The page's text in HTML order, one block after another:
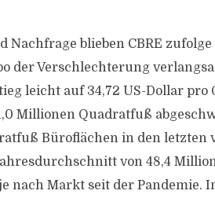
Nachfrage blieben CBRE
der Verschlechterung
leicht auf 34,72 US-Dollar pro
Millionen Quadratfuß
Büroflächen in den letzten
von 48,4
nach Markt seit der Pandemie.